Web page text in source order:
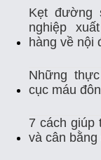
Nhập Khẩu
Tempmate-M1
Thị Trường Xuất
Kẹt đường
nghiệp
hàng về nội
Những
cục máu
7 cách giúp
và cân